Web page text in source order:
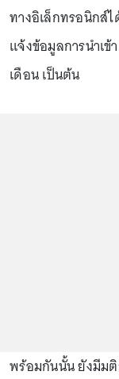
ทางอิเล็กทรอนิกส์
แจ้งข้อมูลการนำเ
เดือน เป็นต้น
พร้อมกันนั้น ยังมีม